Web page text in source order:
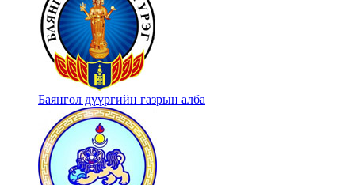
Баянгол дүүргийн газрын алба